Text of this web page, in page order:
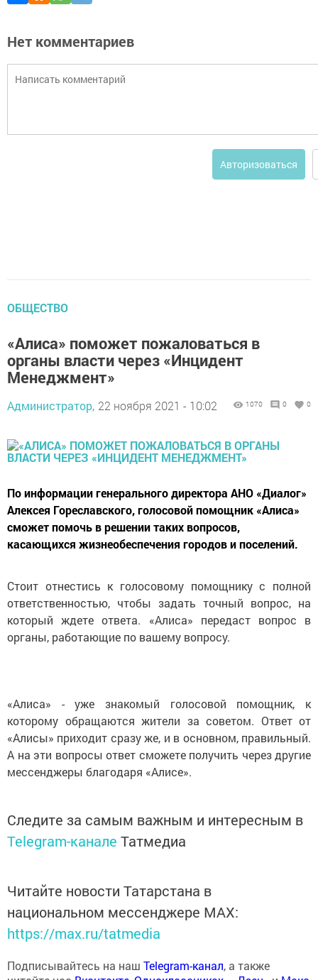
Нет комментариев
Авторизоваться
ОБЩЕСТВО
«Алиса» поможет пожаловаться в
органы власти через «Инцидент
Менеджмент»
Администратор, 22 ноября 2021 - 10:02 1070 0 0
По информации генерального директора АНО «Диалог»
Алексея Гореславского, голосовой помощник «Алиса»
сможет помочь в решении таких вопросов,
касающихся жизнеобеспечения городов и поселений.
Стоит отнестись к голосовому помощнику с полной
ответственностью, чтобы задать точный вопрос, на
который ждете ответа. «Алиса» передаст вопрос в
органы, работающие по вашему вопросу.
«Алиса» - уже знакомый голосовой помощник, к
которому обращаются жители за советом. Ответ от
«Алисы» приходит сразу же, и в основном, правильный.
А на эти вопросы ответ сможете получить через другие
мессенджеры благодаря «Алисе».
Следите за самым важным и интересным в
Telegram-канале Татмедиа
Читайте новости Татарстана в
национальном мессенджере MАХ:
https://max.ru/tatmedia
Подписывайтесь на наш Telegram-канал, а также